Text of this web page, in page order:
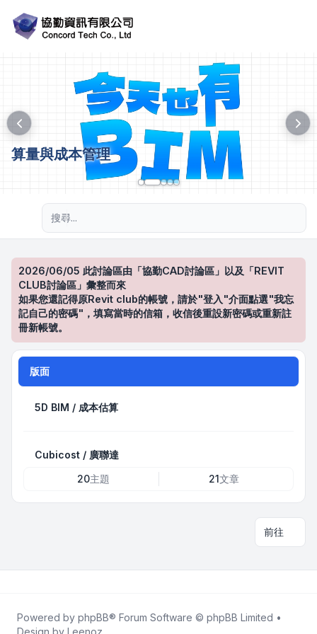
算量與成本管理
2026/06/05 此討論區由「協勤CAD討論區」以及「REVIT
CLUB討論區」彙整而來
如果您還記得原Revit club的帳號，請於"登入"介面點選"我忘
記自己的密碼"，填寫當時的信箱，收信後重設新密碼或重新註
冊新帳號。
版面
5D BIM / 成本估算
Cubicost / 廣聯達
20主題 21文章
前往
Powered by phpBB® Forum Software © phpBB Limited •
Design by Leenoz